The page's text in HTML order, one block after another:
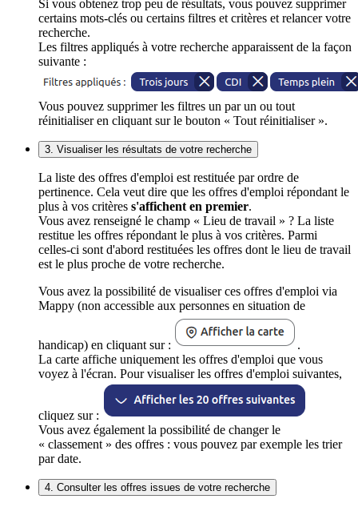
Si vous obtenez trop peu de résultats, vous pouvez supprimer
certains mots-clés ou certains filtres et critères et relancer votre
recherche.
Les filtres appliqués à votre recherche apparaissent de la façon
suivante :
Vous pouvez supprimer les filtres un par un ou tout
réinitialiser en cliquant sur le bouton « Tout réinitialiser ».
3. Visualiser les résultats de votre recherche
La liste des offres d'emploi est restituée par ordre de
pertinence. Cela veut dire que les offres d'emploi répondant le
plus à vos critères s'affichent en premier.
Vous avez renseigné le champ « Lieu de travail » ? La liste
restitue les offres répondant le plus à vos critères. Parmi
celles-ci sont d'abord restituées les offres dont le lieu de travail
est le plus proche de votre recherche.
Vous avez la possibilité de visualiser ces offres d'emploi via
Mappy (non accessible aux personnes en situation de
handicap) en cliquant sur :
.
La carte affiche uniquement les offres d'emploi que vous
voyez à l'écran. Pour visualiser les offres d'emploi suivantes,
cliquez sur :
Vous avez également la possibilité de changer le
« classement » des offres : vous pouvez par exemple les trier
par date.
4. Consulter les offres issues de votre recherche